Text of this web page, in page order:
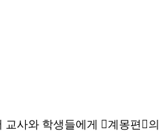
교사와 학생들에게 󰡔계몽편󰡕의